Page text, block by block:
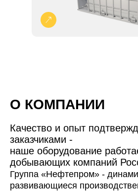
О КОМПАНИИ
Качество и опыт
заказчиками -
наше оборудование
добывающих компаний
Группа «Нефтепром» -
развивающиеся